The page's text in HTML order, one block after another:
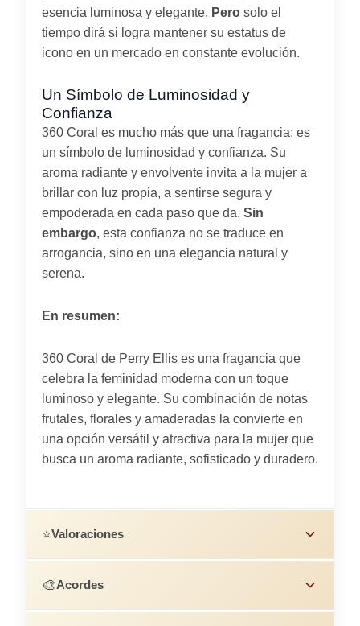
esencia luminosa y elegante. Pero solo el
tiempo dirá si logra mantener su estatus de
icono en un mercado en constante evolución.
Un Símbolo de Luminosidad y
Confianza
360 Coral es mucho más que una fragancia; es
un símbolo de luminosidad y confianza. Su
aroma radiante y envolvente invita a la mujer a
brillar con luz propia, a sentirse segura y
empoderada en cada paso que da. Sin
embargo, esta confianza no se traduce en
arrogancia, sino en una elegancia natural y
serena.
En resumen:
360 Coral de Perry Ellis es una fragancia que
celebra la feminidad moderna con un toque
luminoso y elegante. Su combinación de notas
frutales, florales y amaderadas la convierte en
una opción versátil y atractiva para la mujer que
busca un aroma radiante, sofisticado y duradero.
⭐Valoraciones
🎨Acordes